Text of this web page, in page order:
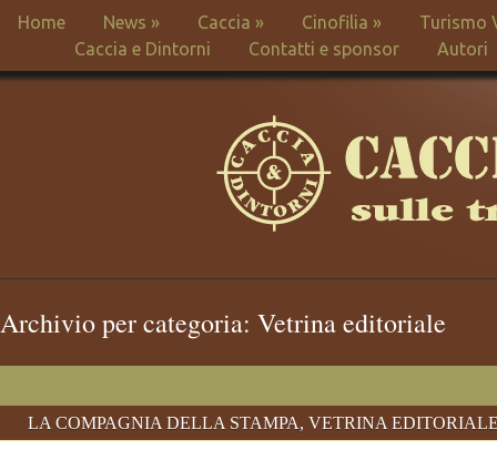
Home News » Caccia » Cinofilia »
Turismo
Caccia e Dintorni
Contatti e sponsor Autori
Archivio per categoria: Vetrina editoriale
LA COMPAGNIA DELLA STAMPA, VETRINA